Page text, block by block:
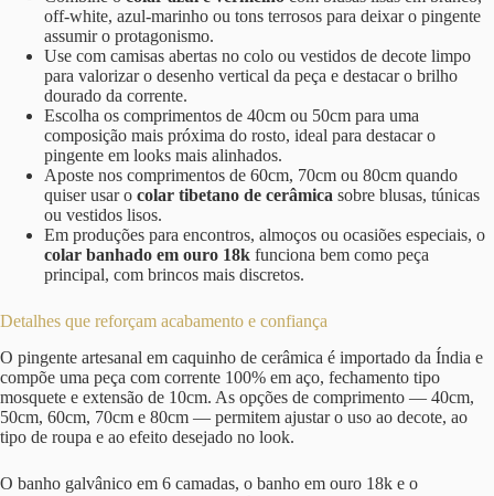
off-white, azul-marinho ou tons terrosos para deixar o pingente
assumir o protagonismo.
Use com camisas abertas no colo ou vestidos de decote limpo
para valorizar o desenho vertical da peça e destacar o brilho
dourado da corrente.
Escolha os comprimentos de 40cm ou 50cm para uma
composição mais próxima do rosto, ideal para destacar o
pingente em looks mais alinhados.
Aposte nos comprimentos de 60cm, 70cm ou 80cm quando
quiser usar o colar tibetano de cerâmica sobre blusas, túnicas
ou vestidos lisos.
Em produções para encontros, almoços ou ocasiões especiais, o
colar banhado em ouro 18k funciona bem como peça
principal, com brincos mais discretos.
Detalhes que reforçam acabamento e confiança
O pingente artesanal em caquinho de cerâmica é importado da Índia e
compõe uma peça com corrente 100% em aço, fechamento tipo
mosquete e extensão de 10cm. As opções de comprimento — 40cm,
50cm, 60cm, 70cm e 80cm — permitem ajustar o uso ao decote, ao
tipo de roupa e ao efeito desejado no look.
O banho galvânico em 6 camadas, o banho em ouro 18k e o